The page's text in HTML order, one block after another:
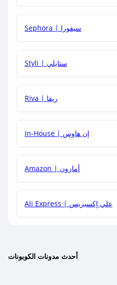
خصم مع العروض الأخرى؟
Sephora | سيفورا
Styli | ستايلي
Riva | ريفا
In-House | إن هاوس
Amazon | أمازون
Ali Express | علي إكسبريس
أحدث مدونات الكوبونات